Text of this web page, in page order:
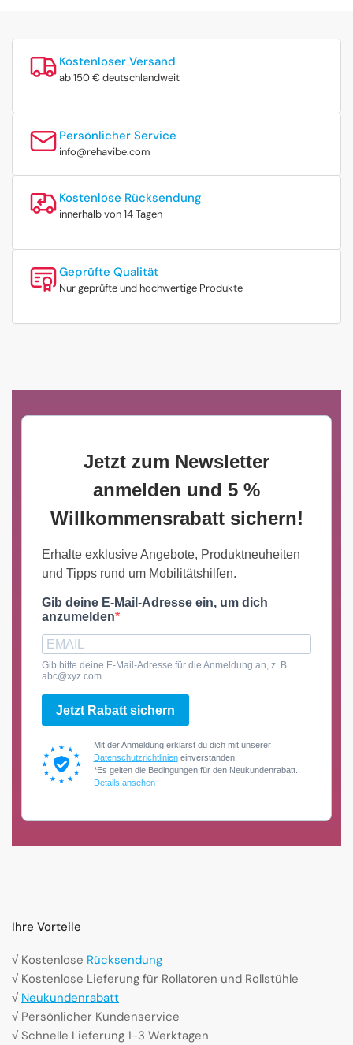
Kostenloser Versand
ab 150 € deutschlandweit
Persönlicher Service
info@rehavibe.com
Kostenlose Rücksendung
innerhalb von 14 Tagen
Geprüfte Qualität
Nur geprüfte und hochwertige Produkte
Jetzt zum Newsletter
anmelden und 5 %
Willkommensrabatt sichern!
Erhalte exklusive Angebote, Produktneuheiten
und Tipps rund um Mobilitätshilfen.
Gib deine E-Mail-Adresse ein, um dich
anzumelden
Gib bitte deine E-Mail-Adresse für die Anmeldung an, z. B.
abc@xyz.com.
Jetzt Rabatt sichern
Mit der Anmeldung erklärst du dich mit unserer
Datenschutzrichtlinieneinverstanden.
*Es gelten die Bedingungen für den Neukundenrabatt.
Details ansehen
Ihre Vorteile
√ Kostenlose Rücksendung
√ Kostenlose Lieferung für Rollatoren und Rollstühle
√ Neukundenrabatt
√ Persönlicher Kundenservice
√ Schnelle Lieferung 1-3 Werktagen